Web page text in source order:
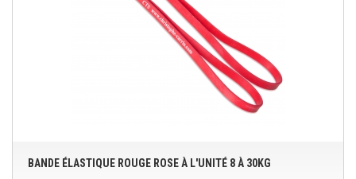
BANDE ÉLASTIQUE ROUGE ROSE À L'UNITÉ 8 À 30KG